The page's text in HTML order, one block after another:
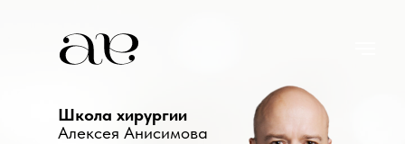
Школа хирургии
Алексея Анисимова